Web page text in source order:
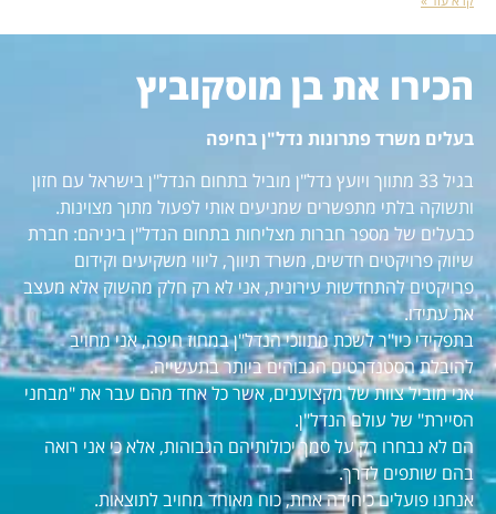
הכירו את בן מוסקוביץ
בעלים משרד פתרונות נדל"ן בחיפה
בגיל 33 מתווך ויועץ נדל"ן מוביל בתחום הנדל"ן בישראל עם חזון
ותשוקה בלתי מתפשרים שמניעים אותי לפעול מתוך מצוינות.
כבעלים של מספר חברות מצליחות בתחום הנדל"ן ביניהם: חברת
שיווק פרויקטים חדשים, משרד תיווך, ליווי משקיעים וקידום
פרויקטים להתחדשות עירונית, אני לא רק חלק מהשוק אלא מעצב
את עתידו.
בתפקידי כיו"ר לשכת מתווכי הנדל"ן במחוז חיפה, אני מחויב
להובלת הסטנדרטים הגבוהים ביותר בתעשייה.
אני מוביל צוות של מקצוענים, אשר כל אחד מהם עבר את "מבחני
הסיירת" של עולם הנדל"ן.
הם לא נבחרו רק על סמך יכולותיהם הגבוהות, אלא כי אני רואה
בהם שותפים לדרך.
אנחנו פועלים כיחידה אחת, כוח מאוחד מחויב לתוצאות.